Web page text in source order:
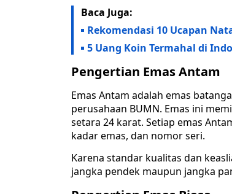
Baca Juga:
Rekomendasi 10 Ucapan
5 Uang Koin Termahal di
Pengertian Emas Antam
Emas Antam adalah emas
perusahaan BUMN. Emas ini
setara 24 karat. Setiap emas
kadar emas, dan nomor seri.
Karena standar kualitas dan
jangka pendek maupun jangka